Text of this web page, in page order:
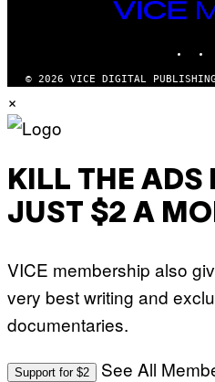
VICE
MEDIA
© 2026 VICE DIGITAL
×
KILL THE ADS
JUST $2 A
VICE membership also
very best writing and
documentaries.
Support for $2 See All